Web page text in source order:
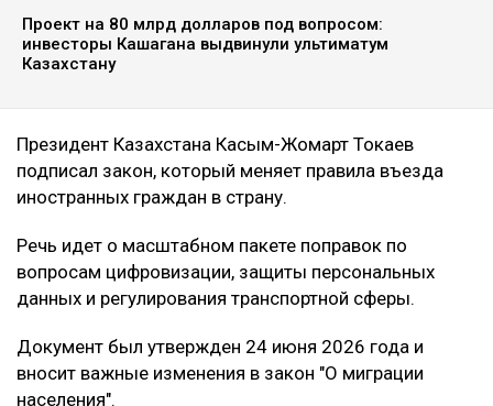
Проект на 80 млрд долларов под вопросом:
инвесторы Кашагана выдвинули ультиматум
Казахстану
Президент Казахстана Касым-Жомарт Токаев
подписал закон, который меняет правила въезда
иностранных граждан в страну.
Речь идет о масштабном пакете поправок по
вопросам цифровизации, защиты персональных
данных и регулирования транспортной сферы.
Документ был утвержден 24 июня 2026 года и
вносит важные изменения в закон "О миграции
населения".